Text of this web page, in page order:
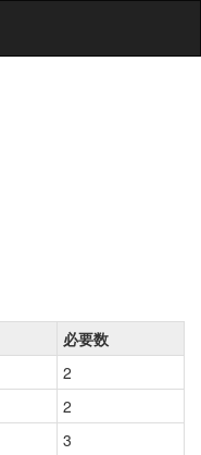
必要数
2
2
3